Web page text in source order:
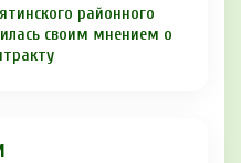
районного
своим мнением о